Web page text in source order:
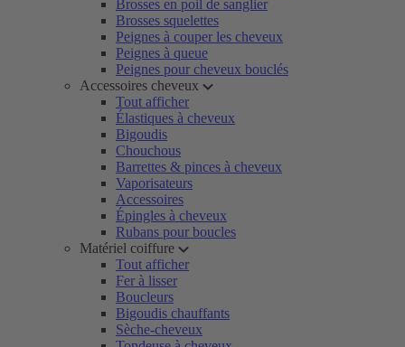
Brosses en poil de sanglier
Brosses squelettes
Peignes à couper les cheveux
Peignes à queue
Peignes pour cheveux bouclés
Accessoires cheveux
Tout afficher
Élastiques à cheveux
Bigoudis
Chouchous
Barrettes & pinces à cheveux
Vaporisateurs
Accessoires
Épingles à cheveux
Rubans pour boucles
Matériel coiffure
Tout afficher
Fer à lisser
Boucleurs
Bigoudis chauffants
Sèche-cheveux